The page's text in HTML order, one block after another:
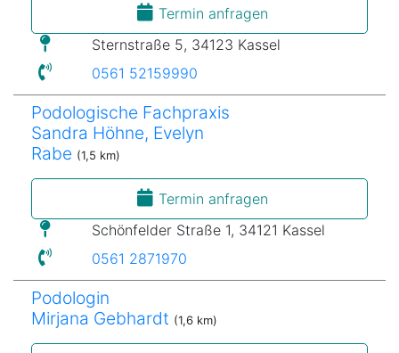
Termin anfragen
Sternstraße 5, 34123 Kassel
0561 52159990
Podologische Fachpraxis
Sandra Höhne, Evelyn
Rabe (1,5 km)
Termin anfragen
Schönfelder Straße 1, 34121 Kassel
0561 2871970
Podologin
Mirjana Gebhardt (1,6 km)